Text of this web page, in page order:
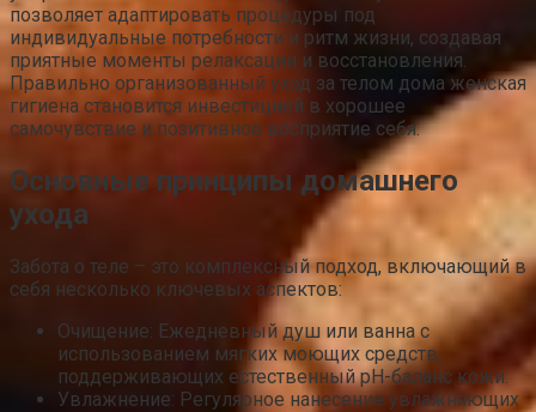
позволяет адаптировать процедуры под
индивидуальные потребности и ритм жизни, создавая
приятные моменты релаксации и восстановления.
Правильно организованный уход за телом дома женская
гигиена становится инвестицией в хорошее
самочувствие и позитивное восприятие себя.
Основные принципы домашнего
ухода
Забота о теле – это комплексный подход, включающий в
себя несколько ключевых аспектов:
Очищение: Ежедневный душ или ванна с
использованием мягких моющих средств,
поддерживающих естественный pH-баланс кожи.
Увлажнение: Регулярное нанесение увлажняющих